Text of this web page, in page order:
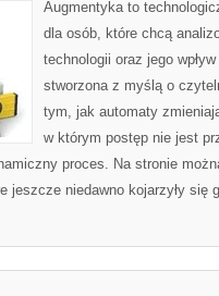
Augmentyka to
dla osób, które chcą
technologii oraz jego
stworzona z myślą o
tym, jak automaty
w którym postęp nie jest
proces. Na stronie
jeszcze niedawno kojarzyły się